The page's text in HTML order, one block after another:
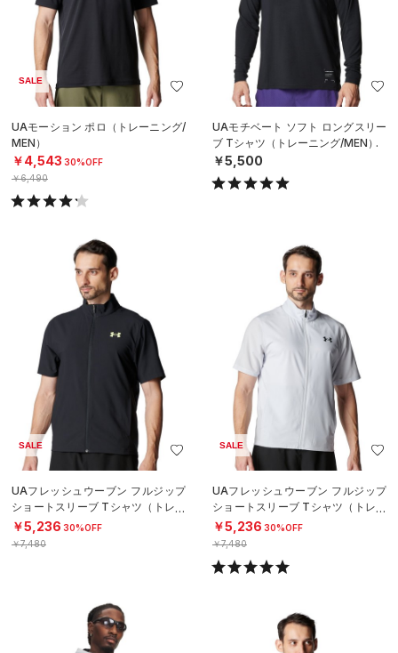
SALE
UAモーション ポロ（トレーニング/
MEN）
￥4,543 30%OFF
￥6,490
UAモチベート ソフト ロングスリー
ブ Tシャツ（トレーニング/MEN）
￥5,500
SALE
UAフレッシュウーブン フルジップ
ショートスリーブ Tシャツ（トレー
ニング/MEN）
￥5,236 30%OFF
￥7,480
SALE
UAフレッシュウーブン フルジップ
ショートスリーブ Tシャツ（トレー
ニング/MEN）
￥5,236 30%OFF
￥7,480